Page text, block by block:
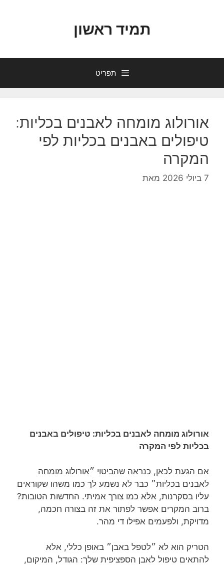
תמיד ראשון
תפריט
אורולוג מומחה לאבנים בכליות:
טיפולים באבנים בכליות לפי
המקרה
7 ביולי 2026 מאת
אורולוג מומחה לאבנים בכליות: טיפולים באבנים
בכליות לפי המקרה
אם הגעת לכאן, כנראה שהביטוי ״אורולוג מומחה
לאבנים בכליות״ כבר לא נשמע לך כמו משהו שקוראים
עליו בסקרנות, אלא כמו צורך אמיתי. החדשות הטובות?
ברוב המקרים אפשר לפתור את זה בצורה חכמה,
מדויקת, ולפעמים אפילו די מהר.
הטריק הוא לא ״לטפל באבן״ באופן כללי, אלא
להתאים טיפול לאבן הספציפית שלך: הגודל, המיקום,